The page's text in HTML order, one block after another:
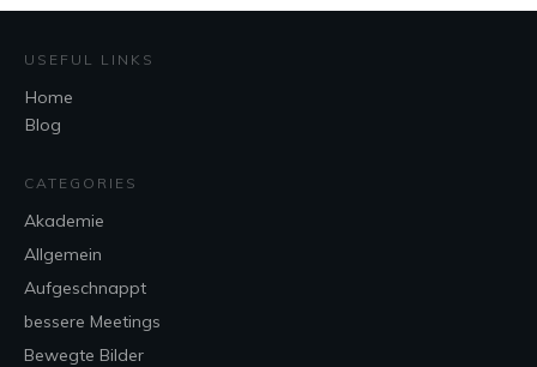
USEFUL LINKS
Home
Blog
CATEGORIES
Akademie
Allgemein
Aufgeschnappt
bessere Meetings
Bewegte Bilder